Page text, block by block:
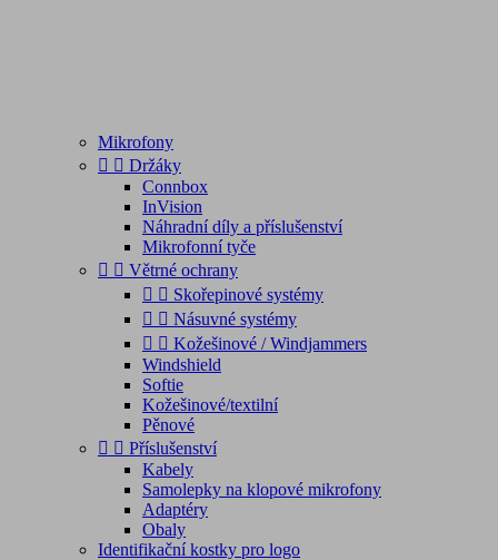
Mikrofony
  Držáky
Connbox
InVision
Náhradní díly a příslušenství
Mikrofonní tyče
  Větrné ochrany
  Skořepinové systémy
  Násuvné systémy
  Kožešinové / Windjammers
Windshield
Softie
Kožešinové/textilní
Pěnové
  Příslušenství
Kabely
Samolepky na klopové mikrofony
Adaptéry
Obaly
Identifikační kostky pro logo